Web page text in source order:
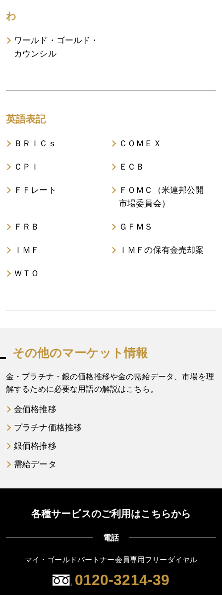
わ
ワールド・ゴールド・
カウンシル
英語表記
ＢＲＩＣｓ ＣＯＭＥＸ
ＣＰＩ ＥＣＢ
ＦＦレート
ＦＯＭＣ（米連邦公開
市場委員会）
ＦＲＢ ＧＦＭＳ
ＩＭＦ ＩＭＦの保有金売却案
ＷＴＯ
その他のマーケット情報
金・プラチナ・銀の価格推移や金の需給データ、市場を理
解するために必要な用語の解説はこちら。
金価格推移
プラチナ価格推移
銀価格推移
需給データ
各種サービスのご利用はこちらから
電話
マイ・ゴールドパートナー会員専用フリーダイヤル
0120-3214-39